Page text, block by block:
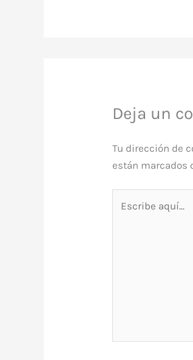
Deja un
Tu dirección de
están marcados
aquí...